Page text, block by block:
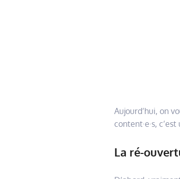
Aujourd’hui, on
content·e·s,
La ré-